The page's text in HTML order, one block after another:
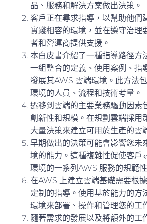
品、服務和解決方案做出決策。
客戶正在尋求指導，以幫助他們
實踐相容的環境，並在遵守治理
者和營運商提供支援。
本白皮書介紹了一種指導路徑方
一組整合的定義、使用案例、指
發展其AWS 雲端環境。此方法
環境的人員、流程和技術考量。
遷移到雲端的主要業務驅動因素
創新性和規模。在規劃雲端採用
大量決策來建立可用於生產的雲
早期做出的決策可能會影響您未
境的能力。這種複雜性促使客戶
環境的一系列AWS 服務的規範
在AWS 上建立雲端基礎需要根
定制的指導。使用基於能力的方
環境來部署、操作和管理您的工
隨著需求的發展以及將額外的工